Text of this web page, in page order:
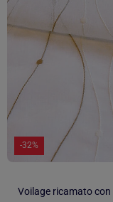
-32%